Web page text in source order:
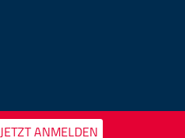
JETZT ANMELDEN